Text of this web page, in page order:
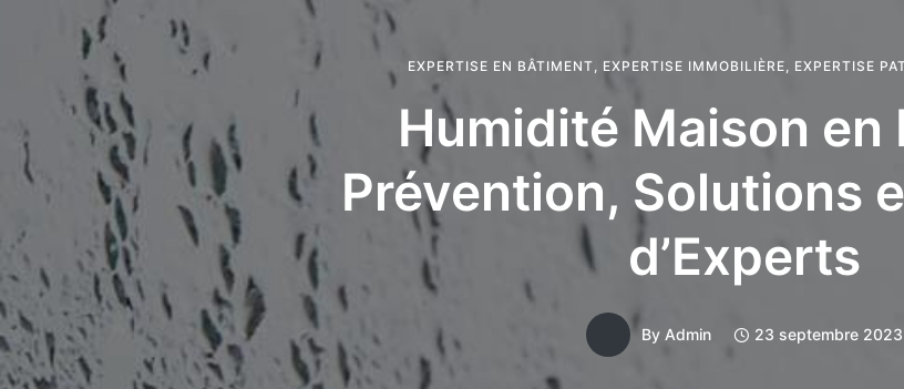
EXPERTISE EN BÂTIMENT, EXPERTISE IMMOBILIÈRE, EXPERTISE
Humidité Maison en
Prévention, Solutions
d’Experts
By Admin 23 septembre 2023